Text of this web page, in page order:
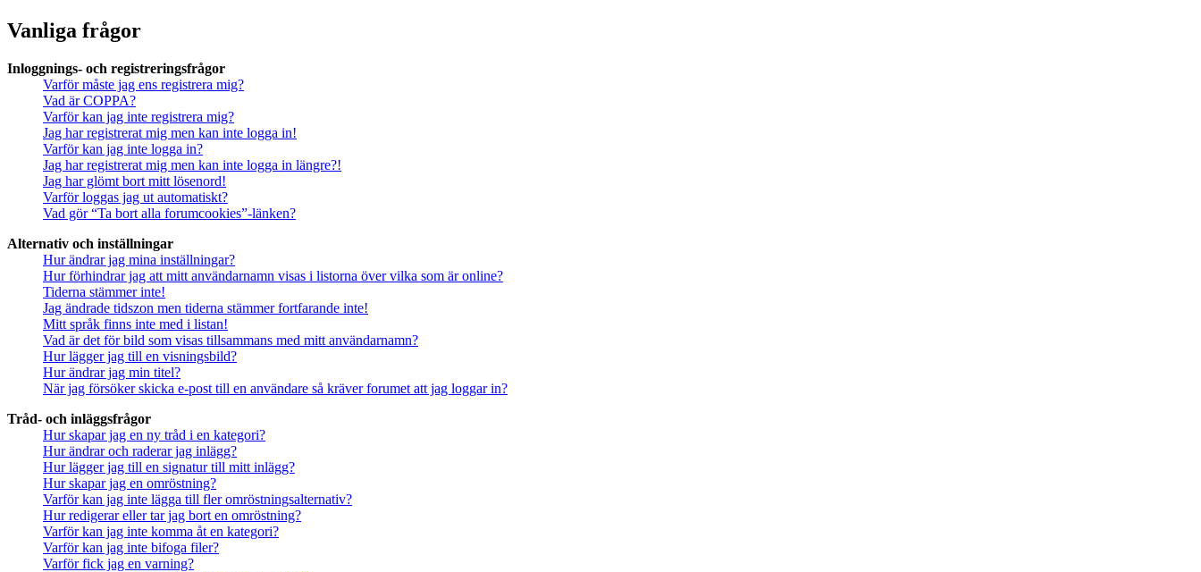
Vanliga frågor
Inloggnings- och registreringsfrågor
Varför måste jag ens registrera mig?
Vad är COPPA?
Varför kan jag inte registrera mig?
Jag har registrerat mig men kan inte logga in!
Varför kan jag inte logga in?
Jag har registrerat mig men kan inte logga in längre?!
Jag har glömt bort mitt lösenord!
Varför loggas jag ut automatiskt?
Vad gör “Ta bort alla forumcookies”-länken?
Alternativ och inställningar
Hur ändrar jag mina inställningar?
Hur förhindrar jag att mitt användarnamn visas i listorna över vilka som är online?
Tiderna stämmer inte!
Jag ändrade tidszon men tiderna stämmer fortfarande inte!
Mitt språk finns inte med i listan!
Vad är det för bild som visas tillsammans med mitt användarnamn?
Hur lägger jag till en visningsbild?
Hur ändrar jag min titel?
När jag försöker skicka e-post till en användare så kräver forumet att jag loggar in?
Tråd- och inläggsfrågor
Hur skapar jag en ny tråd i en kategori?
Hur ändrar och raderar jag inlägg?
Hur lägger jag till en signatur till mitt inlägg?
Hur skapar jag en omröstning?
Varför kan jag inte lägga till fler omröstningsalternativ?
Hur redigerar eller tar jag bort en omröstning?
Varför kan jag inte komma åt en kategori?
Varför kan jag inte bifoga filer?
Varför fick jag en varning?